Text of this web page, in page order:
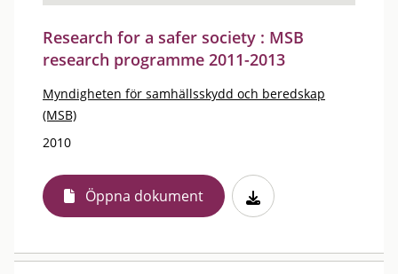
Research for a safer society : MSB
research programme 2011-2013
Myndigheten för samhällsskydd och beredskap
(MSB)
2010
Öppna dokument